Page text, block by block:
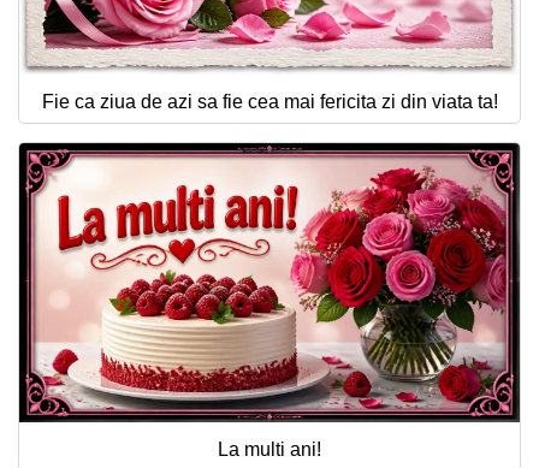
Fie ca ziua de azi sa fie cea mai fericita zi din viata ta!
La multi ani!